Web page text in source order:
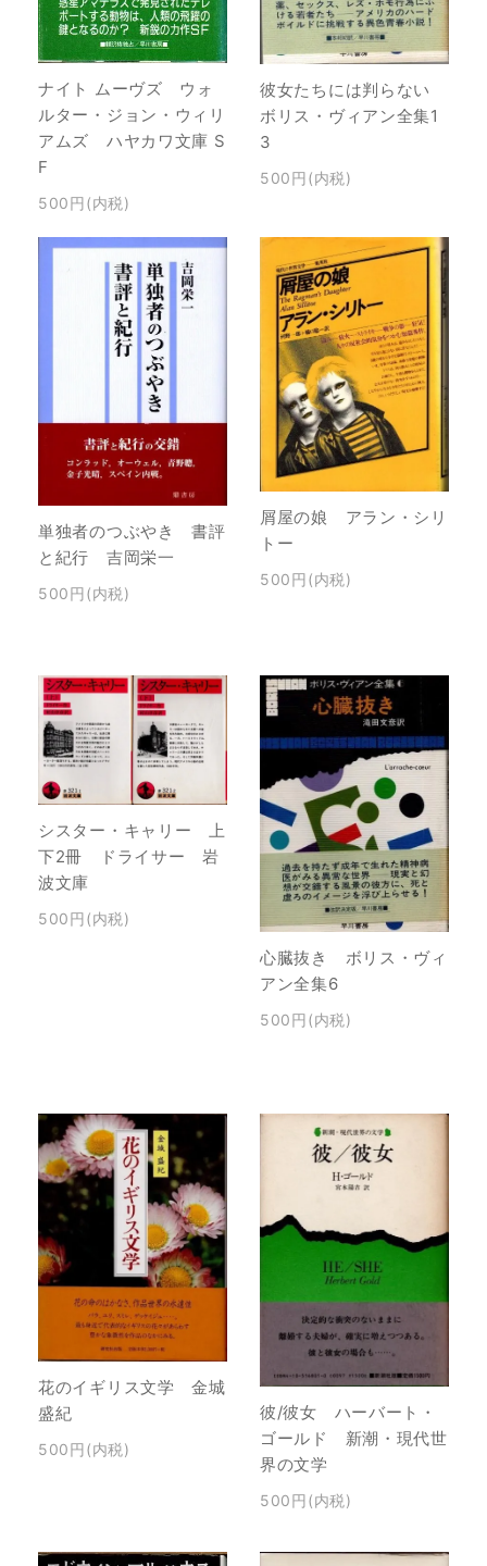
ナイト ムーヴズ ウォ
ルター・ジョン・ウィリ
アムズ ハヤカワ文庫 S
F
500円(内税)
彼女たちには判らない
ボリス・ヴィアン全集1
3
500円(内税)
単独者のつぶやき 書評
と紀行 吉岡栄一
500円(内税)
屑屋の娘 アラン・シリ
トー
500円(内税)
シスター・キャリー 上
下2冊 ドライサー 岩
波文庫
500円(内税)
心臓抜き ボリス・ヴィ
アン全集6
500円(内税)
花のイギリス文学 金城
盛紀
500円(内税)
彼/彼女 ハーバート・
ゴールド 新潮・現代世
界の文学
500円(内税)